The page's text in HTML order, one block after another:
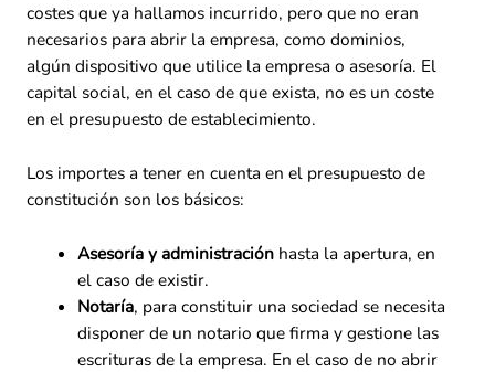
costes que ya hallamos incurrido, pero que no eran
necesarios para abrir la empresa, como dominios,
algún dispositivo que utilice la empresa o asesoría. El
capital social, en el caso de que exista, no es un coste
en el presupuesto de establecimiento.
Los importes a tener en cuenta en el presupuesto de
constitución son los básicos:
Asesoría y administración hasta la apertura, en
el caso de existir.
Notaría, para constituir una sociedad se necesita
disponer de un notario que firma y gestione las
escrituras de la empresa. En el caso de no abrir